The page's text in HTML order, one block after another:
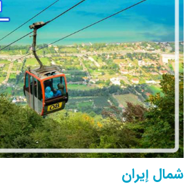
شمال إيران